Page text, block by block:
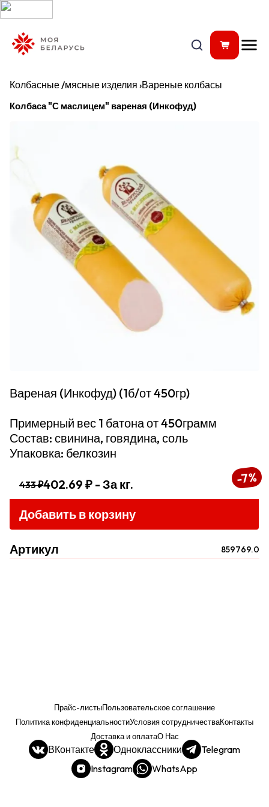
Колбасные /мясные изделия ›Вареные колбасы
Колбаса "С маслицем" вареная (Инкофуд)
Вареная (Инкофуд) (1б/от 450гр)
Примерный вес 1 батона от 450грамм
Состав: свинина, говядина, соль
Упаковка: белкозин
-7%
433 ₽402.69 ₽ - За кг.
Добавить в корзину
Артикул 859769.0
Прайс-листыПользовательское соглашение
Политика конфиденциальностиУсловия сотрудничестваКонтакты
Доставка и оплатаО Нас
ВКонтакте Одноклассники
Telegram
Instagram
WhatsApp